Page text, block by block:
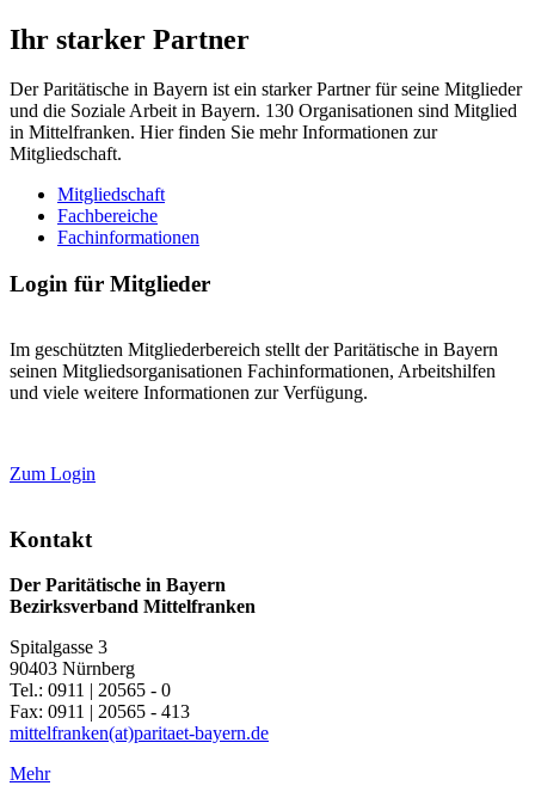
Ihr starker Partner
Der Paritätische in Bayern ist ein starker Partner für seine Mitglieder
und die Soziale Arbeit in Bayern. 130 Organisationen sind Mitglied
in Mittelfranken. Hier finden Sie mehr Informationen zur
Mitgliedschaft.
Mitgliedschaft
Fachbereiche
Fachinformationen
Login für Mitglieder
Im geschützten Mitgliederbereich stellt der Paritätische in Bayern
seinen Mitgliedsorganisationen Fachinformationen, Arbeitshilfen
und viele weitere Informationen zur Verfügung.
Zum Login
Kontakt
Der Paritätische in Bayern
Bezirksverband Mittelfranken
Spitalgasse 3
90403 Nürnberg
Tel.: 0911 | 20565 - 0
Fax: 0911 | 20565 - 413
mittelfranken(at)paritaet-bayern.de
Mehr